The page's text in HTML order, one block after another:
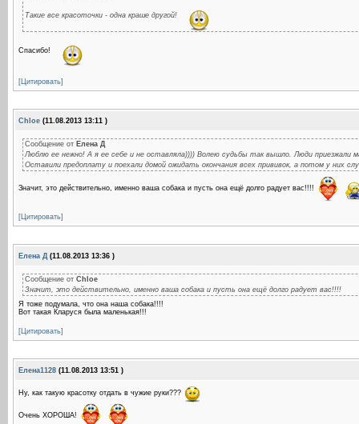
Такие все красоточки - одна краше другой!
Спасибо!
[Цитировать]
Chloe (11.08.2013 13:11 )
Сообщение от Елена Д
Люблю ее нежно! А я ее себе и не оставляла)))) Волею судьбы так вышло. Люди приезжали
Оставили предоплату и поехали домой ожидать окончания всех прививок, а потом у них
Значит, это действительно, именно ваша собака и пусть она ещё долго радует вас!!!!
[Цитировать]
Елена Д(11.08.2013 13:36 )
Сообщение от Chloe
Значит, это действительно, именно ваша собака и пусть она ещё долго радует вас!!!!
Я тоже подумала, что она наша собака!!!!
Вот такая Кларуся была маленькая!!!
[Цитировать]
Елена1128 (11.08.2013 13:51 )
Ну, как такую красотку отдать в чужие руки???
Очень ХОРОША!